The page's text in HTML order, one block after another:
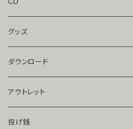
宮川彬良＆アンサンブル・ベガ
辻井淳
池田重一
前田朋子
グッズ
ダウンロード
前田朋子
アンサンブル・フェリシア
アウトレット
投げ銭